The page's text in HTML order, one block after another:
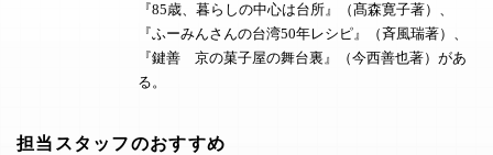
『85歳、暮らしの中心は台所』（髙森寛子著）、
『ふーみんさんの台湾50年レシピ』（斉風瑞著）、
『鍵善 京の菓子屋の舞台裏』（今西善也著）があ
る。
担当スタッフのおすすめ